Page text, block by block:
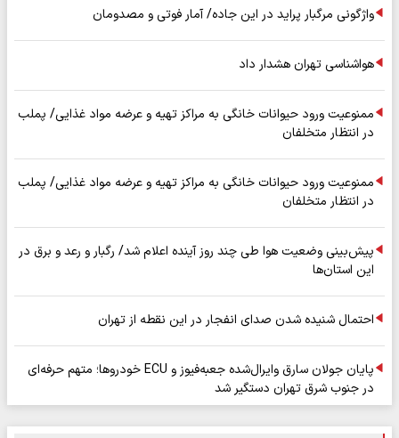
واژگونی مرگبار پراید در این جاده/ آمار فوتی و مصدومان
هواشناسی تهران هشدار داد
ممنوعیت ورود حیوانات خانگی به مراکز تهیه و عرضه مواد غذایی/ پملب
در انتظار متخلفان
ممنوعیت ورود حیوانات خانگی به مراکز تهیه و عرضه مواد غذایی/ پملب
در انتظار متخلفان
پیش‌بینی وضعیت هوا طی چند روز آینده اعلام شد/ رگبار و رعد و برق در
این استان‌ها
احتمال شنیده شدن صدای انفجار در این نقطه از تهران
پایان جولان سارق وایرال‌شده جعبه‌فیوز و ECU خودروها؛ متهم حرفه‌ای
در جنوب شرق تهران دستگیر شد